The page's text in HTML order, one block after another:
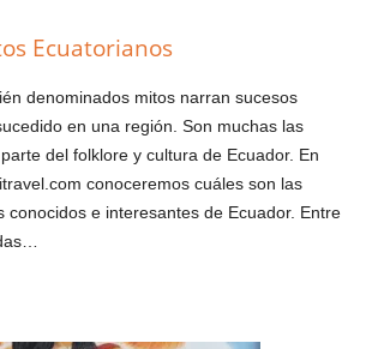
Ecuatorianos
denominados mitos narran sucesos
en una región. Son muchas las
del folklore y cultura de Ecuador. En
conoceremos cuáles son las
conocidos e interesantes de Ecuador. Entre